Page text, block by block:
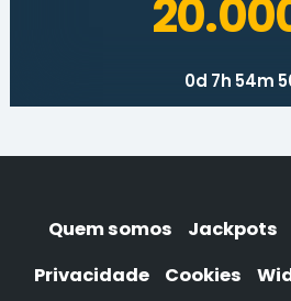
0d 7h 54m
Quem somos Jackpots
Privacidade
Cookies